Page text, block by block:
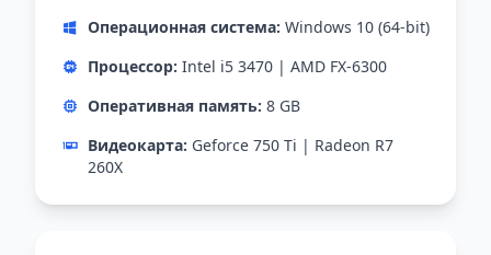
Операционная система: Windows 10 (64-bit)
Процессор: Intel i5 3470 | AMD FX-6300
Оперативная память: 8 GB
Видеокарта: Geforce 750 Ti | Radeon R7
260X